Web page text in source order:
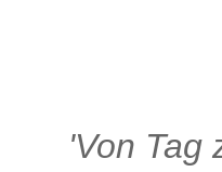
'Von Tag